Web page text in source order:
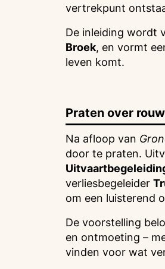
vertrekpunt
De inleiding wordt
Broek, en vormt
leven komt.
Praten over
Na afloop van
door te praten.
verliesbegeleider
om een luisterend
De voorstelling
en ontmoeting –
vinden voor wat